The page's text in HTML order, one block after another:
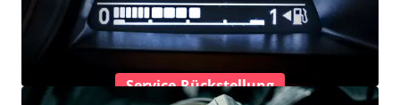
Service-Rückstellung